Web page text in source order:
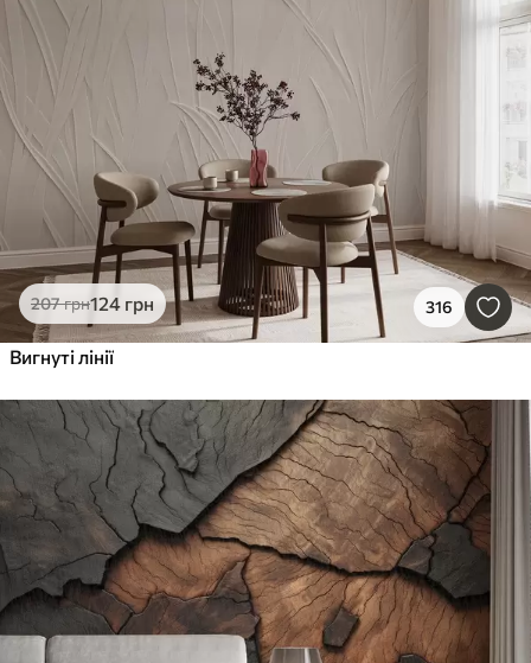
Очистити всі фільтри
207грн124 грн 316
Вигнуті лінії